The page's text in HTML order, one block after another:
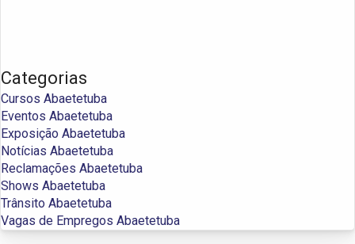
Categorias
Cursos Abaetetuba
Eventos Abaetetuba
Exposição Abaetetuba
Notícias Abaetetuba
Reclamações Abaetetuba
Shows Abaetetuba
Trânsito Abaetetuba
Vagas de Empregos Abaetetuba